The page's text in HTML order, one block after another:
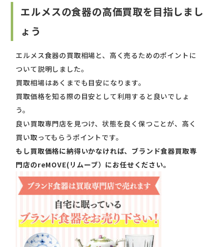
エルメスの食器の高価買取を目指しまし
ょう
エルメス食器の買取相場と、高く売るためのポイントに
ついて説明しました。
買取相場はあくまでも目安になります。
買取価格を知る際の目安として利用すると良いでしょ
う。
良い買取専門店を見つけ、状態を良く保つことが、高く
買い取ってもらうポイントです。
もし買取価格に納得いかなければ、ブランド食器買取専
門店のreMOVE(リムーブ）にお任せください。